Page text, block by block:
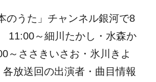
のうた」チャンネル銀河で8
11:00～細川たかし・水森か
～ささきいさお・氷川きよ
放送回の出演者・曲目情報